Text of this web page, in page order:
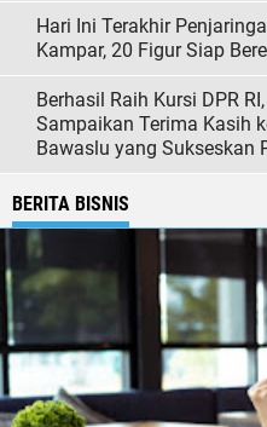
Hari Ini Terakhir
Kampar, 20 Figur Siap
Berhasil Raih Kursi DPR
Sampaikan Terima Kasih
Bawaslu yang Sukseskan
BERITA BISNIS